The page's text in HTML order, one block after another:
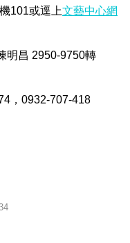
101或逕上文藝中心網
明昌 2950-9750轉
，0932-707-418